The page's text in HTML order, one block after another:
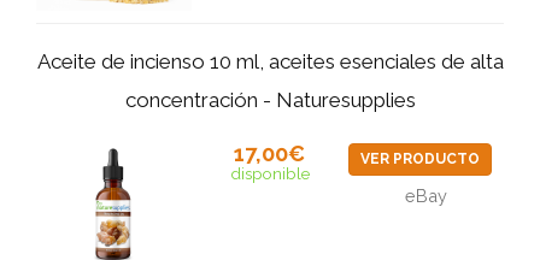
Aceite de incienso 10 ml, aceites esenciales de alta
concentración - Naturesupplies
17,00€
disponible
VER PRODUCTO
eBay